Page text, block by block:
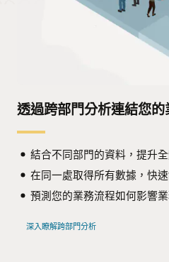
透過跨部門分析連結您的
結合不同部門的資料，提升
在同一處取得所有數據，快
預測您的業務流程如何影響
深入瞭解跨部門分析